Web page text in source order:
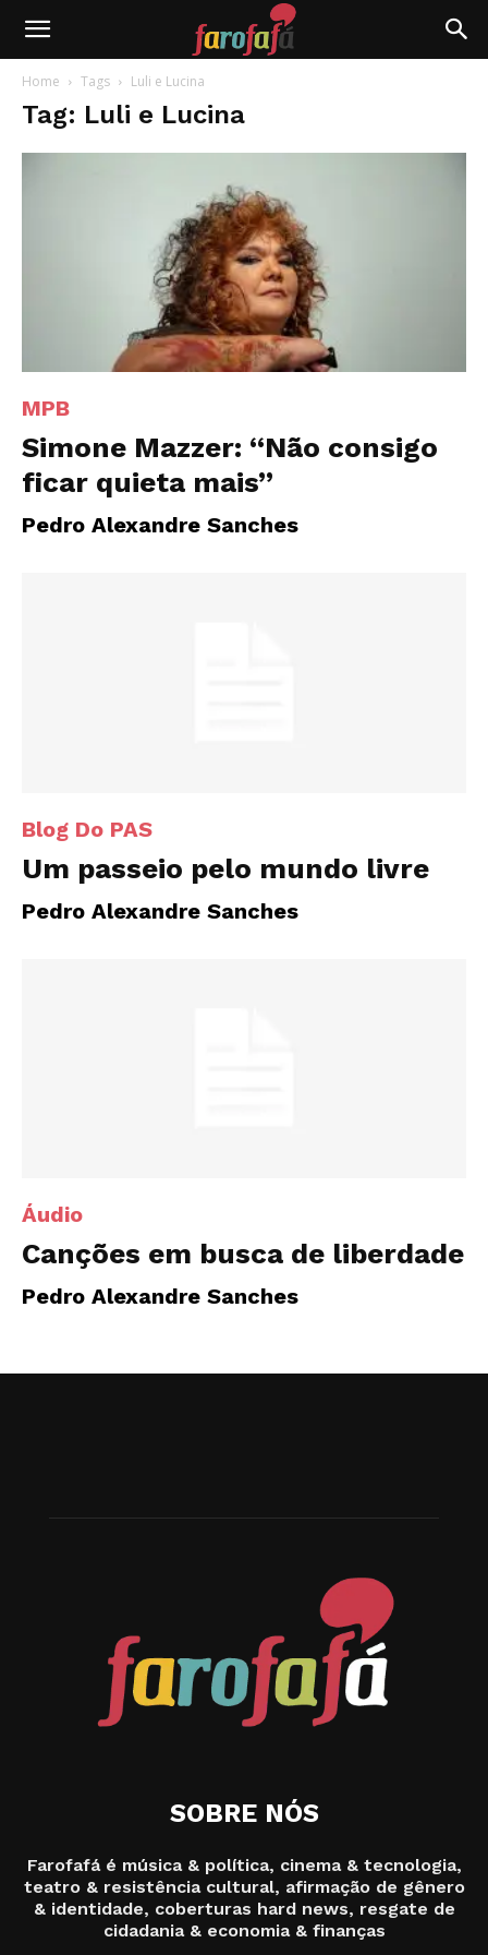
Farofafá
Home Tags Luli e Lucina
Tag: Luli e Lucina
MPB
Simone Mazzer: “Não consigo
ficar quieta mais”
Pedro Alexandre Sanches
Blog Do PAS
Um passeio pelo mundo livre
Pedro Alexandre Sanches
Áudio
Canções em busca de liberdade
Pedro Alexandre Sanches
SOBRE NÓS
Farofafá é música & política, cinema & tecnologia,
teatro & resistência cultural, afirmação de gênero
& identidade, coberturas hard news, resgate de
cidadania & economia & finanças